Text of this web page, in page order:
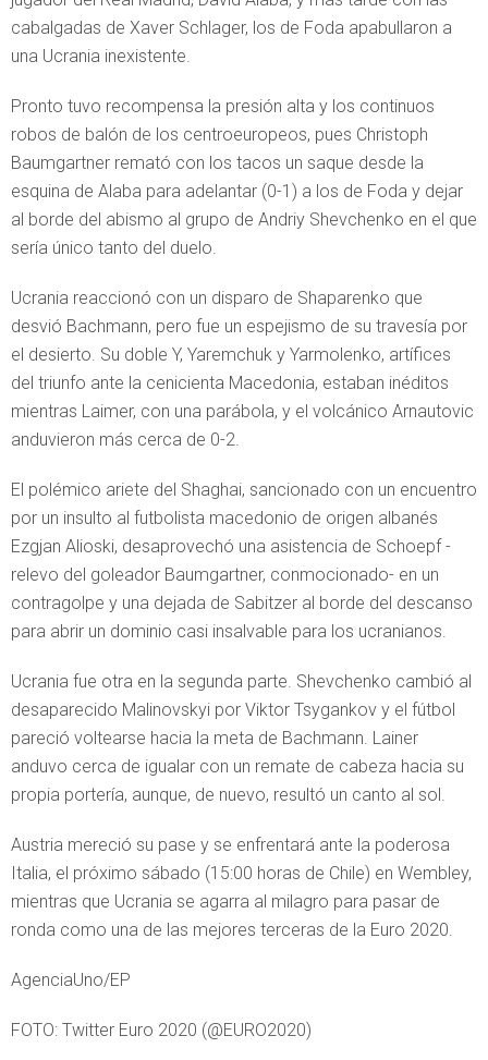
cabalgadas de Xaver Schlager, los de Foda apabullaron a
una Ucrania inexistente.
Pronto tuvo recompensa la presión alta y los continuos
robos de balón de los centroeuropeos, pues Christoph
Baumgartner remató con los tacos un saque desde la
esquina de Alaba para adelantar (0-1) a los de Foda y dejar
al borde del abismo al grupo de Andriy Shevchenko en el que
sería único tanto del duelo.
Ucrania reaccionó con un disparo de Shaparenko que
desvió Bachmann, pero fue un espejismo de su travesía por
el desierto. Su doble Y, Yaremchuk y Yarmolenko, artífices
del triunfo ante la cenicienta Macedonia, estaban inéditos
mientras Laimer, con una parábola, y el volcánico Arnautovic
anduvieron más cerca de 0-2.
El polémico ariete del Shaghai, sancionado con un encuentro
por un insulto al futbolista macedonio de origen albanés
Ezgjan Alioski, desaprovechó una asistencia de Schoepf -
relevo del goleador Baumgartner, conmocionado- en un
contragolpe y una dejada de Sabitzer al borde del descanso
para abrir un dominio casi insalvable para los ucranianos.
Ucrania fue otra en la segunda parte. Shevchenko cambió al
desaparecido Malinovskyi por Viktor Tsygankov y el fútbol
pareció voltearse hacia la meta de Bachmann. Lainer
anduvo cerca de igualar con un remate de cabeza hacia su
propia portería, aunque, de nuevo, resultó un canto al sol.
Austria mereció su pase y se enfrentará ante la poderosa
Italia, el próximo sábado (15:00 horas de Chile) en Wembley,
mientras que Ucrania se agarra al milagro para pasar de
ronda como una de las mejores terceras de la Euro 2020.
AgenciaUno/EP
FOTO: Twitter Euro 2020 (@EURO2020)